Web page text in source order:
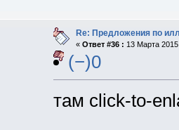
Re: Предложения по
« Ответ #36 : 13 Марта
(−)0
там click-to-